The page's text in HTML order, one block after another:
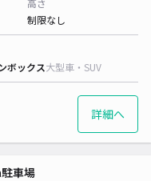
高さ
制限なし
ボックス大型車・SUV
詳細へ
車場